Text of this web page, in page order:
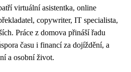
virtuální asistentka, online
copywriter, IT specialista,
Práce z domova přináší řadu
času i financí za dojíždění, a
a osobní život.